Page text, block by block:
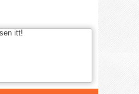
itt!